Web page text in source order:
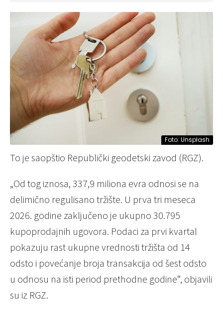
Foto: Unsplash
To je saopštio Republički geodetski zavod (RGZ).
„Od tog iznosa, 337,9 miliona evra odnosi se na
delimično regulisano tržište. U prva tri meseca
2026. godine zaključeno je ukupno 30.795
kupoprodajnih ugovora. Podaci za prvi kvartal
pokazuju rast ukupne vrednosti tržišta od 14
odsto i povećanje broja transakcija od šest odsto
u odnosu na isti period prethodne godine“, objavili
su iz RGZ.